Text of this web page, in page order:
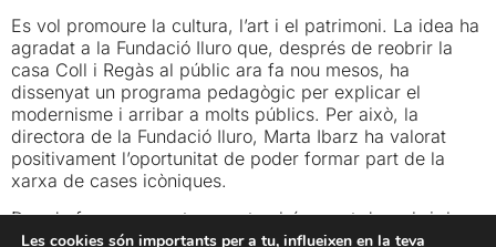
Es vol promoure la cultura, l’art i el patrimoni. La idea ha
agradat a la Fundació Iluro que, després de reobrir la
casa Coll i Regàs al públic ara fa nou mesos, ha
dissenyat un programa pedagògic per explicar el
modernisme i arribar a molts públics. Per això, la
directora de la Fundació Iluro, Marta Ibarz ha valorat
positivament l’oportunitat de poder formar part de la
xarxa de cases icòniques.
Des de fa poques setmanes també es pot descobrir la
casa amb un Scape-room, propostes atractives per
Les cookies són importants per a tu, influeixen en la teva